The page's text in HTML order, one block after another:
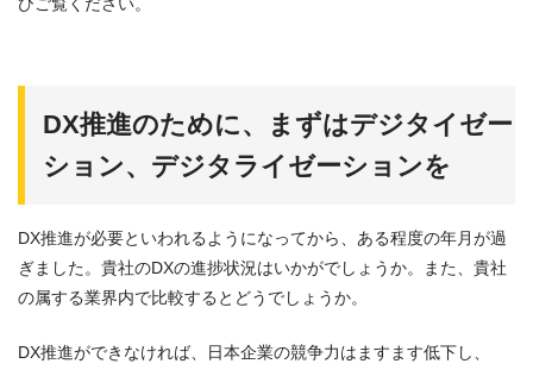
ひご覧ください。
DX推進のために、まずはデジタイゼー
ション、デジタライゼーションを
DX推進が必要といわれるようになってから、ある程度の年月が過
ぎました。貴社のDXの進捗状況はいかがでしょうか。また、貴社
の属する業界内で比較するとどうでしょうか。
DX推進ができなければ、日本企業の競争力はますます低下し、